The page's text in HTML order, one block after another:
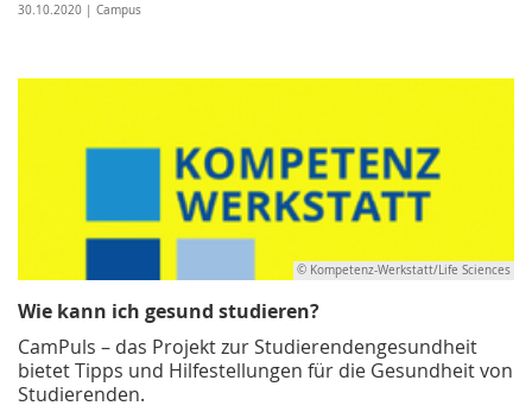
30.10.2020 | Campus
© Kompetenz-Werkstatt/Life Sciences
Wie kann ich gesund studieren?
CamPuls – das Projekt zur Studierendengesundheit
bietet Tipps und Hilfestellungen für die Gesundheit von
Studierenden.